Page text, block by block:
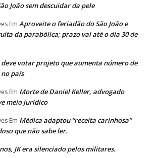
João sem descuidar da pele
Em Aproveite o feriadão do São João e
da parabólica; prazo vai até o dia 30 de
deve votar projeto que aumenta número de
país
Em Morte de Daniel Keller, advogado
meio jurídico
Em Médica adaptou “receita carinhosa”
que não sabe ler.
JK era silenciado pelos militares.